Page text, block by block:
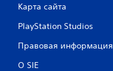
Карта сайта
PlayStation Studios
Правовая информация
О SIE